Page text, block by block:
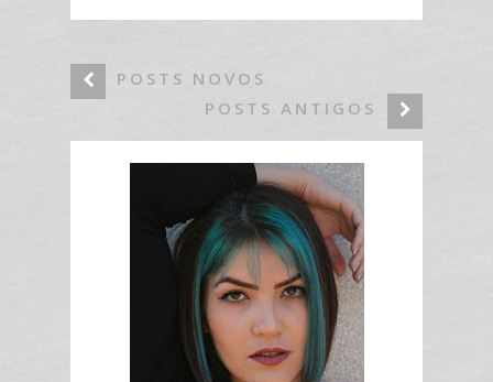
POSTS NOVOS
POSTS ANTIGOS